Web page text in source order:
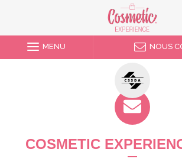
MENU NOUS
COSMETIC